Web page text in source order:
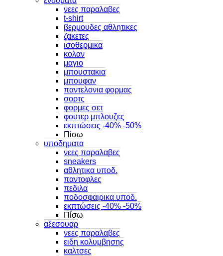
νεες παραλαβες
t-shirt
βερμουδες αθλητικες
ζακετες
ισοθερμικα
κολαν
μαγιο
μπουστακια
μπουφαν
παντελονια φορμας
σορτς
φορμες σετ
φουτερ μπλουζες
εκπτώσεις -40% -50%
Πίσω
υποδηματα
νεες παραλαβες
sneakers
αθλητικα υποδ.
παντοφλες
πεδιλα
ποδοσφαιρικα υποδ.
εκπτώσεις -40% -50%
Πίσω
αξεσουαρ
νεες παραλαβες
ειδη κολυμβησης
καλτσες